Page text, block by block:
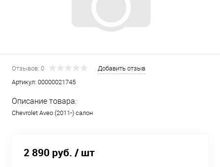
Отзывов: 0
Добавить отзыв
Артикул: 00000021745
Описание товара:
Chevrolet Aveo (2011-) салон
2 890 руб. / шт